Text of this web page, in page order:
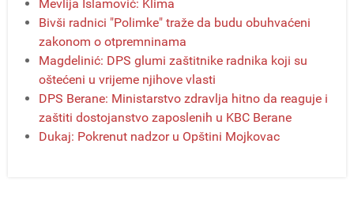
Mevlija Islamović: Klima
Bivši radnici "Polimke" traže da budu obuhvaćeni
zakonom o otpremninama
Magdelinić: DPS glumi zaštitnike radnika koji su
oštećeni u vrijeme njihove vlasti
DPS Berane: Ministarstvo zdravlja hitno da reaguje i
zaštiti dostojanstvo zaposlenih u KBC Berane
Dukaj: Pokrenut nadzor u Opštini Mojkovac